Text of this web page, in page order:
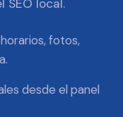
SEO local.
fotos,
desde el panel